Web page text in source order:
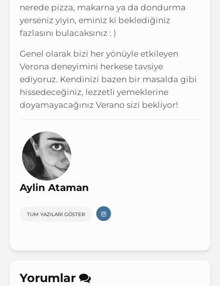
nerede pizza, makarna ya da dondurma
yerseniz yiyin, eminiz ki beklediğiniz
fazlasını bulacaksınız : )
Genel olarak bizi her yönüyle etkileyen
Verona deneyimini herkese tavsiye
ediyoruz. Kendinizi bazen bir masalda gibi
hissedeceğiniz, lezzetli yemeklerine
doyamayacağınız Verano sizi bekliyor!
Aylin Ataman
TÜM YAZILARI GÖSTER
Yorumlar